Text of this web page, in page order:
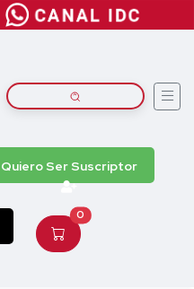
Quiero Ser Suscriptor
0